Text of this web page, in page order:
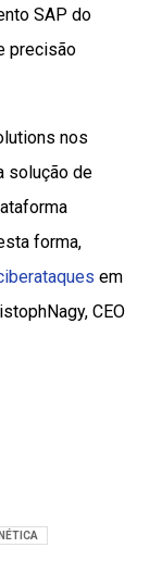
SAP do
precisão
nos
solução de
forma,
em
CEO